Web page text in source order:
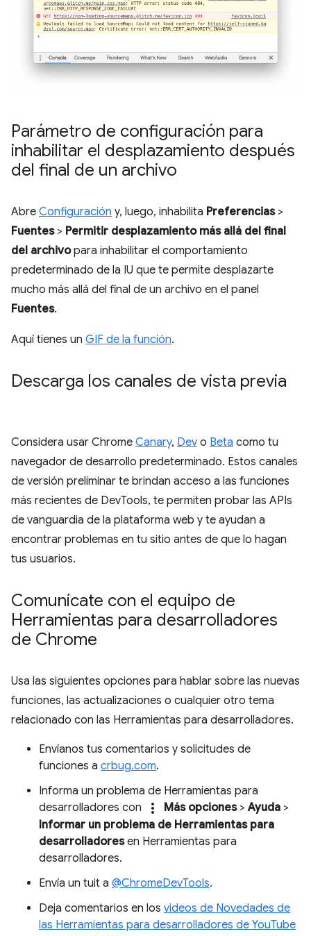
Parámetro de configuración para
inhabilitar el desplazamiento después
del final de un archivo
Abre Configuración y, luego, inhabilita Preferencias>
Fuentes> Permitir desplazamiento más allá del final
del archivopara inhabilitar el comportamiento
predeterminado de la IU que te permite desplazarte
mucho más allá del final de un archivo en el panel
Fuentes.
Aquí tienes un GIF de la función.
Descarga los canales de vista previa
Considera usar Chrome Canary, Dev o Beta como tu
navegador de desarrollo predeterminado. Estos canales
de versión preliminar te brindan acceso a las funciones
más recientes de DevTools, te permiten probar las APIs
de vanguardia de la plataforma web y te ayudan a
encontrar problemas en tu sitio antes de que lo hagan
tus usuarios.
Comunícate con el equipo de
Herramientas para desarrolladores
de Chrome
Usa las siguientes opciones para hablar sobre las nuevas
funciones, las actualizaciones o cualquier otro tema
relacionado con las Herramientas para desarrolladores.
Envíanos tus comentarios y solicitudes de
funciones a crbug.com.
Informa un problema de Herramientas para
desarrolladores con
more_vert Más opciones>Ayuda >
Informar un problema de Herramientas para
desarrolladoresen Herramientas para
desarrolladores.
Envía un tuit a @ChromeDevTools.
Deja comentarios en los videos de Novedades de
las Herramientas para desarrolladores de YouTube